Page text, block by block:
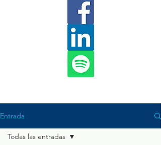
Entrada
Todas las entradas